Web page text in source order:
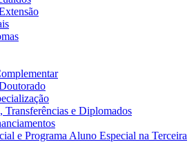
Transferências e Diplomados
e Programa Aluno Especial na Terceira